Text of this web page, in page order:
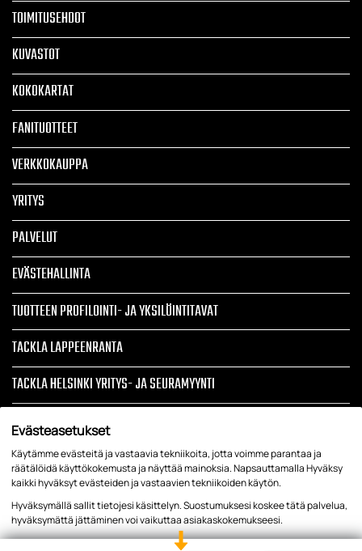
TOIMITUSEHDOT
KUVASTOT
KOKOKARTAT
FANITUOTTEET
VERKKOKAUPPA
YRITYS
PALVELUT
EVÄSTEHALLINTA
TUOTTEEN PROFILOINTI- JA YKSILÖINTITAVAT
TACKLA LAPPEENRANTA
TACKLA HELSINKI YRITYS- JA SEURAMYYNTI
ARTIKKELIT
TIETOSUOJASELOSTE JA REKISTERISELOSTE
YRITYSTEKSTIILIT, LIIKELAHJAT, TYÖVAATTEET, TAPAHTUMATUOTTEET
Evästeasetukset
Käytämme evästeitä ja vastaavia tekniikoita, jotta voimme parantaa ja
räätälöidä käyttökokemusta ja näyttää mainoksia. Napsauttamalla Hyväksy
kaikki hyväksyt evästeiden ja vastaavien tekniikoiden käytön.
Hyväksymällä sallit tietojesi käsittelyn. Suostumuksesi koskee tätä palvelua,
hyväksymättä jättäminen voi vaikuttaa asiakaskokemukseesi.
Tietosuoja